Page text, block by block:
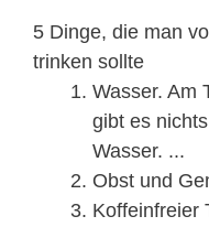
5 Dinge, die man
trinken sollte
Wasser. Am
gibt es
Wasser. ...
Obst und
Koffeinfreier